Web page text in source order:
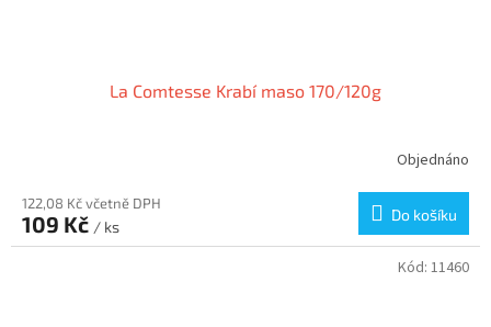
La Comtesse Krabí maso 170/120g
Objednáno
122,08 Kč včetně DPH
109 Kč / ks
Do košíku
Kód: 11460